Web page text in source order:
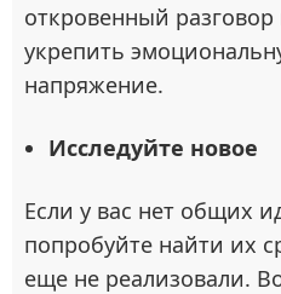
откровенный
укрепить
напряжение.
Исследуйте новое
Если у вас нет общих
попробуйте найти их
еще не реализовали.